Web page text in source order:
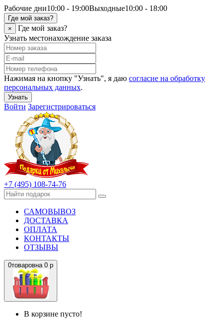
Рабочие дни10:00 - 19:00Выходные10:00 - 18:00
Где мой заказ?
×
Где мой заказ?
Узнать местонахождение заказа
Нажимая на кнопку "Узнать", я даю согласие на обработку
персональных данных.
Узнать
Войти Зарегистрироваться
+7 (495) 108-74-76
САМОВЫВОЗ
ДОСТАВКА
ОПЛАТА
КОНТАКТЫ
ОТЗЫВЫ
0товаровна 0 р
В корзине пусто!